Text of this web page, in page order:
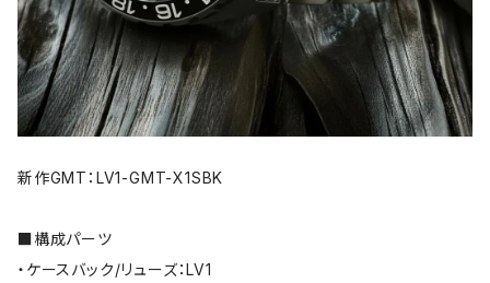
新作GMT：LV1-GMT-X1SBK
■構成パーツ
・ケースバック/リューズ：LV1